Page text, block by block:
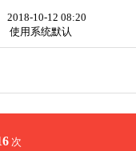
2018-10-12 08:20
使用系统默认
次